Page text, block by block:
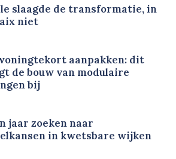
slaagde de transformatie, in
niet
aanpakken: dit
de bouw van modulaire
bij
jaar zoeken naar
in kwetsbare wijken